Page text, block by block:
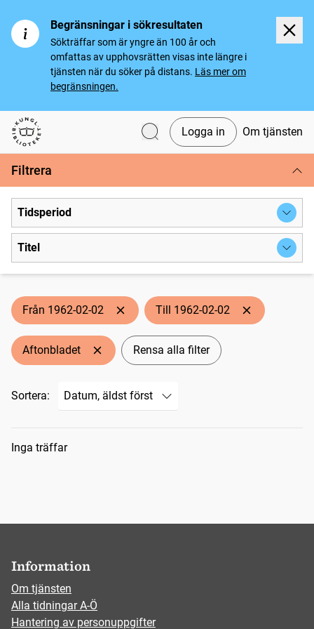
Begränsningar i sökresultaten
Sökträffar som är yngre än 100 år och
omfattas av upphovsrätten visas inte längre i
tjänsten när du söker på distans. Läs mer om
begränsningen.
Svenska tidningar
Logga in Om tjänsten
Filtrera
Tidsperiod
Titel
Från 1962-02-02 Till 1962-02-02
Aftonbladet Rensa alla filter
Sortera:
Sökresultat
Inga träffar
Information
Om tjänsten
Alla tidningar A-Ö
Hantering av personuppgifter